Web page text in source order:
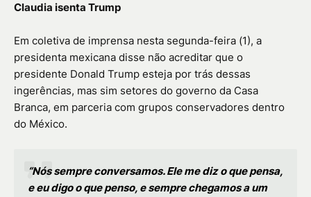
Claudia isenta Trump
Em coletiva de imprensa nesta segunda-feira (1), a
presidenta mexicana disse não acreditar que o
presidente Donald Trump esteja por trás dessas
ingerências, mas sim setores do governo da Casa
Branca, em parceria com grupos conservadores dentro
do México.
“Nós sempre conversamos. Ele me diz o que pensa,
e eu digo o que penso, e sempre chegamos a um